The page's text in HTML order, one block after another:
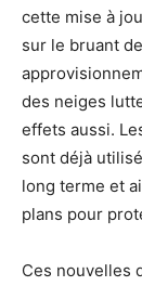
cette mise à
sur le bruant
des neiges
effets aussi.
sont déjà
long terme et
plans pour
Ces nouvelles